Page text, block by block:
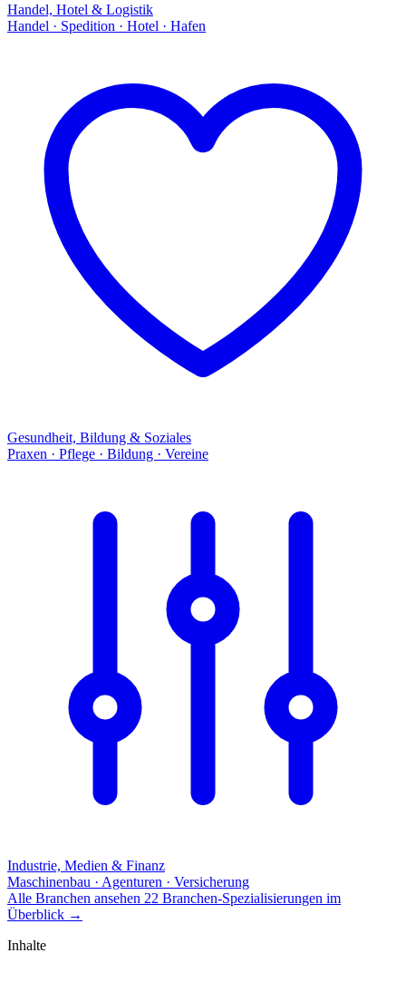
Handel, Hotel & Logistik
Handel · Spedition · Hotel · Hafen
Gesundheit, Bildung & Soziales
Praxen · Pflege · Bildung · Vereine
Industrie, Medien & Finanz
Maschinenbau · Agenturen · Versicherung
Alle Branchen ansehen 22 Branchen-Spezialisierungen im
Überblick →
Inhalte